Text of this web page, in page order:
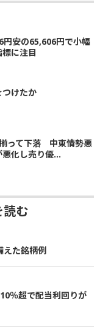
円安の65,606円で小幅
に注目
けたか
揃って下落 中東情勢悪
化し売り優...
読む
えた銘柄例
％超で配当利回りが